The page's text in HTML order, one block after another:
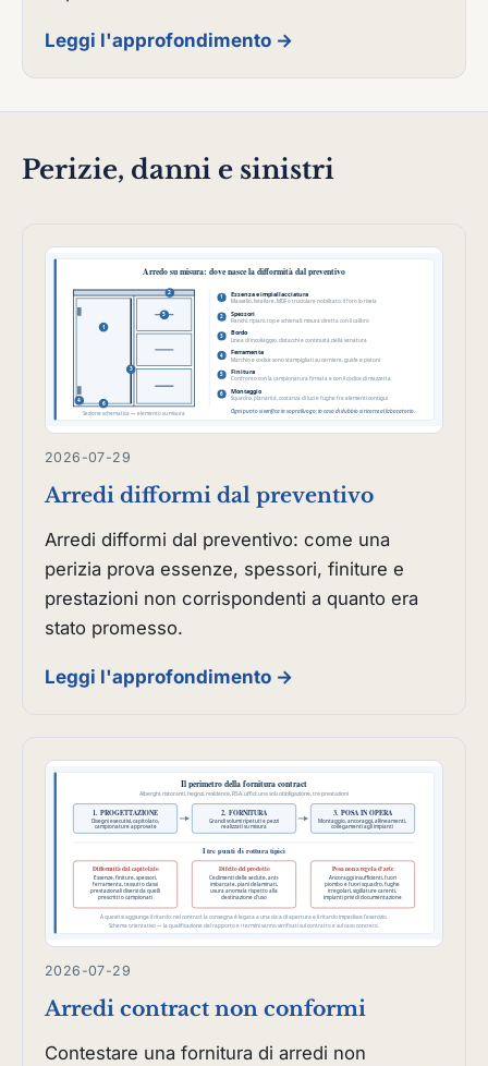
Leggi l'approfondimento →
Perizie, danni e sinistri
2026-07-29
Arredi difformi dal preventivo
Arredi difformi dal preventivo: come una
perizia prova essenze, spessori, finiture e
prestazioni non corrispondenti a quanto era
stato promesso.
Leggi l'approfondimento →
2026-07-29
Arredi contract non conformi
Contestare una fornitura di arredi non